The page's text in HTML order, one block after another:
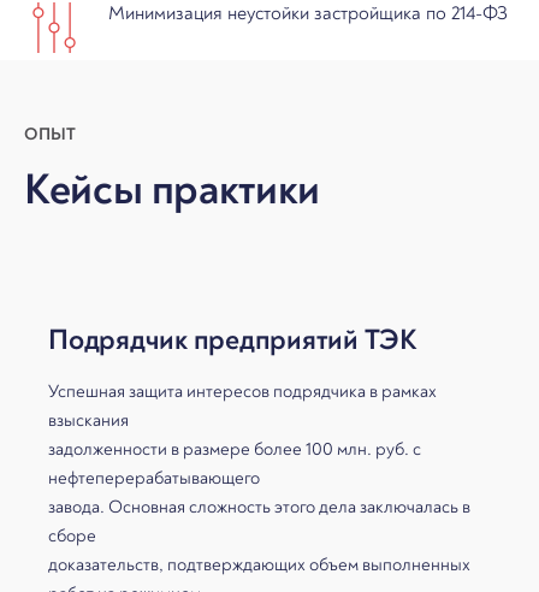
Минимизация неустойки застройщика по 214-ФЗ
ОПЫТ
Кейсы практики
Подрядчик предприятий ТЭК
Успешная защита интересов подрядчика в рамках
взыскания
задолженности в размере более 100 млн. руб. с
нефтеперерабатывающего
завода. Основная сложность этого дела заключалась в
сборе
доказательств, подтверждающих объем выполненных